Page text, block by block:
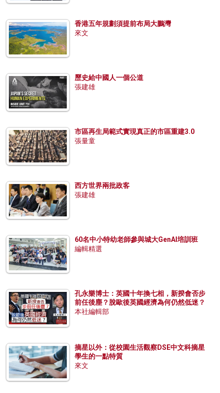
香港五年規劃須提前布局大鵬灣
來文
歷史給中國人一個公道
張建雄
市區再生局範式實現真正的市區重建3.0
張量童
西方世界兩批政客
張建雄
60名中小特幼老師參與城大GenAI培訓班
編輯精選
孔永樂博士：英國十年換七相，新揆會否步
前任後塵？脫歐後英國經濟為何仍然低迷？
本社編輯部
摘星以外：從校園生活觀察DSE中文科摘星
學生的一點特質
來文